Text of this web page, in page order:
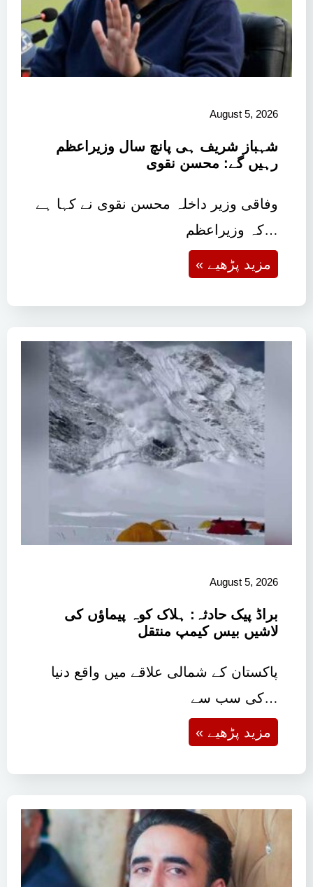
August 5, 2026
شہباز شریف ہی پانچ سال وزیراعظم
رہیں گے: محسن نقوی
وفاقی وزیر داخلہ محسن نقوی نے کہا ہے
کہ وزیراعظم…
« مزید پڑھیے
August 5, 2026
براڈ پیک حادثہ: ہلاک کوہ پیماؤں کی
لاشیں بیس کیمپ منتقل
پاکستان کے شمالی علاقے میں واقع دنیا
کی سب سے…
« مزید پڑھیے